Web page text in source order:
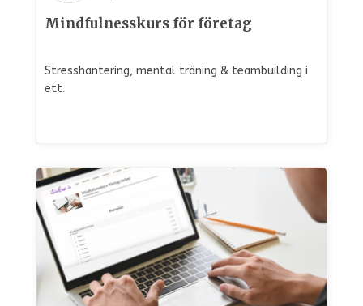
Mindfulnesskurs för företag
Stresshantering, mental träning & teambuilding i
ett.